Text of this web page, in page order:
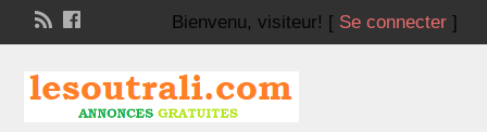
Bienvenu, visiteur! [ Se connecter]